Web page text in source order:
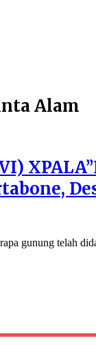
Alam
gunung telah